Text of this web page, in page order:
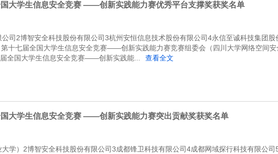
大学生信息安全竞赛 ——创新实践能力赛优秀平台支撑奖获奖名单
司2博智安全科技股份有限公司3杭州安恒信息技术股份有限公司4永信至诚科技集团股
十七届全国大学生信息安全竞赛——创新实践能力赛竞赛组委会（四川大学网络空间安
全国大学生信息安全竞赛——创新实践能...
查看全文
大学生信息安全竞赛 ——创新实践能力赛突出贡献奖获奖名单
学）2博智安全科技股份有限公司3成都锋卫科技有限公司4成都网域探行科技有限公司